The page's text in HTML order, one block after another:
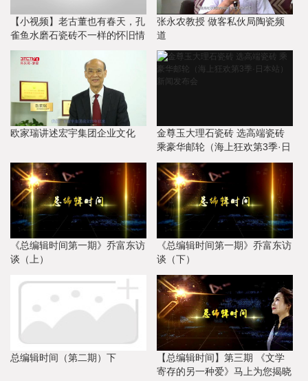
【小视频】老古董也有春天，孔
雀鱼水磨石瓷砖不一样的怀旧情
怀！
张永农教授 做客私伙局陶瓷频
道
欧家瑞讲述宏宇集团企业文化
金尊玉大理石瓷砖 选高端瓷砖
乘豪华邮轮（海上狂欢第3季·日
本站） 新闻发布会
《总编辑时间第一期》乔富东访
谈（上）
《总编辑时间第一期》乔富东访
谈（下）
总编辑时间（第二期）下
【总编辑时间】第三期 《文学
寄存的另一种爱》马上为您揭晓